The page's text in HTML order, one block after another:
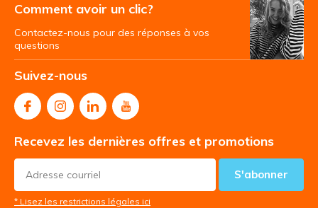
Comment avoir un clic?
Contactez-nous pour des réponses à vos
questions
Suivez-nous
Recevez les dernières offres et promotions
S'abonner
* Lisez les restrictions légales ici